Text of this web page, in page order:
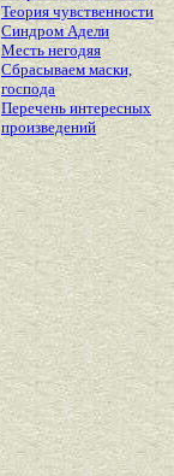
Теория чувственности
Синдром Адели
Месть негодяя
Сбрасываем маски,
господа
Перечень интересных
произведений